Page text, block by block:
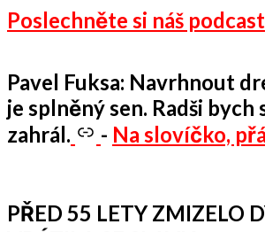
Poslechněte si náš podcast
Pavel Fuksa: Navrhnout
je splněný sen. Radši bych
zahrál.
- Na slovíčko,
PŘED 55 LETY ZMIZELO